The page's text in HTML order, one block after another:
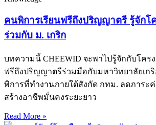
คนพิการเรียนฟรีถึงปริญญาตรี รู้จักโ
ร่วมกับ ม. เกริก
บทความนี้ CHEEWID จะพาไปรู้จักกับโคร
ฟรีถึงปริญญาตรีร่วมมือกับมหาวิทยาลัยเก
พิการที่ทำงานภายใต้สังกัด กทม. ลดภาระ
สร้างอาชีพมั่นคงระยะยาว
Read More »